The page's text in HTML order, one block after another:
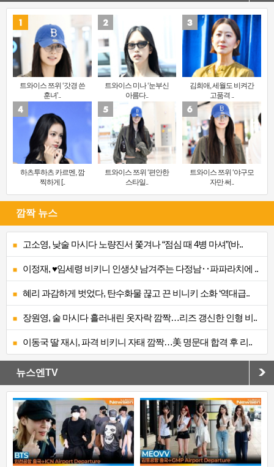
트와이스 쯔위 ‘갓경 쓴
훈녀’..
트와이스 미나 ‘눈부신
아름다..
김희애, 세월도 비켜간
고품격 ..
하츠투하츠 카르멘, 깜
찍하게 [..
트와이스 쯔위 ‘편안한
스타일..
트와이스 쯔위 ‘야구모
자만 써..
깜짝 뉴스
고소영, 낮술 마시다 노량진서 쫓겨나 “점심 때 4병 마셔”(바..
이정재, ♥임세령 비키니 인생샷 남겨주는 다정남‥파파라치에 ..
혜리 과감하게 벗었다, 탄수화물 끊고 끈 비니키 소화 ‘역대급..
장원영, 술 마시다 흘러내린 옷자락 깜짝…리즈 갱신한 인형 비..
이동국 딸 재시, 파격 비키니 자태 깜짝…美 명문대 합격 후 리..
뉴스엔TV